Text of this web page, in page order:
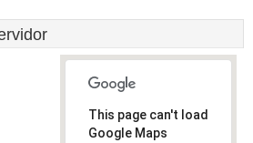
This page can't load
Google Maps